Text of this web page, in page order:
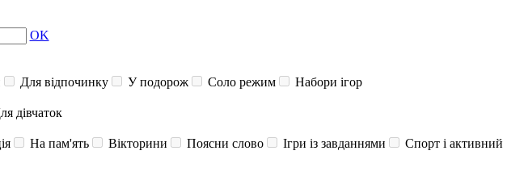
OK
Для відпочинку У подорож Соло режим
Набори ігор
дівчаток
На пам'ять Вікторини Поясни слово Ігри із завданнями
Спорт і активний